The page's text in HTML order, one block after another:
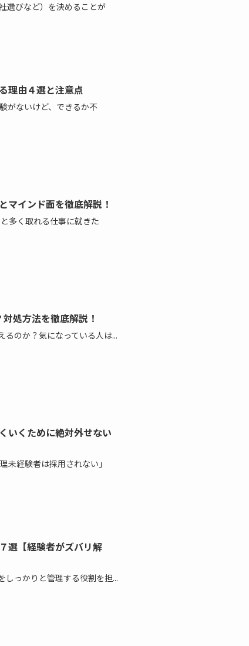
選びなど）を決めることが
理由４選と注意点
がないけど、できるか不
マインド面を徹底解説！
多く取れる仕事に就きた
処方法を徹底解説！
のか？気になっている人は...
いくために絶対外せない
未経験者は採用されない」
選【経験者がズバリ解
しっかりと管理する役割を担...